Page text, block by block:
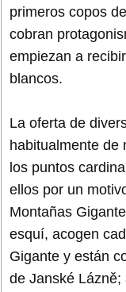
primeros copos
cobran
empiezan a
blancos.
La oferta de
habitualmente de
los puntos
ellos por un
Montañas
esquí, acogen
Gigante y están
de Janské Lázně;